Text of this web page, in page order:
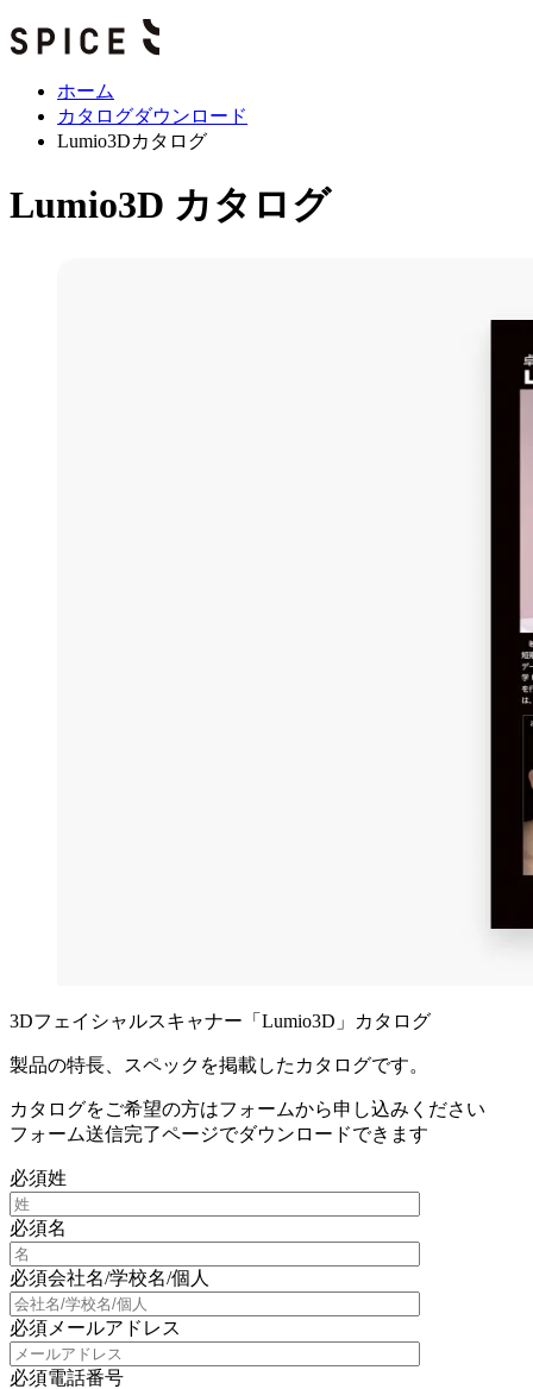
ホーム
カタログダウンロード
Lumio3Dカタログ
Lumio3D カタログ
3Dフェイシャルスキャナー「Lumio3D」カタログ
製品の特長、スペックを掲載したカタログです。
カタログをご希望の方はフォームから申し込みください
フォーム送信完了ページでダウンロードできます
必須姓
必須名
必須会社名/学校名/個人
必須 メールアドレス
必須電話番号